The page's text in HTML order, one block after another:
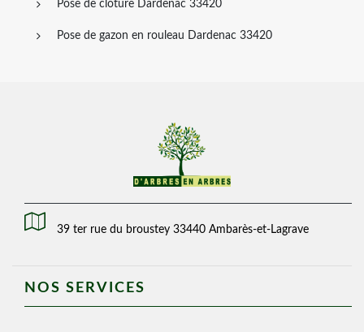
Pose de cloture Dardenac 33420
Pose de gazon en rouleau Dardenac 33420
39 ter rue du broustey 33440 Ambarès-et-Lagrave
NOS SERVICES